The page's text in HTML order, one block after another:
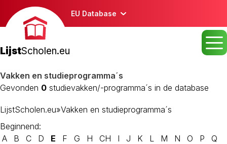
EU Database
LijstScholen.eu
Vakken en studieprogramma´s
Gevonden 0 studievakken/-programma´s in de database
LijstScholen.eu»Vakken en studieprogramma´s
Beginnend:
A
B C D E F G H CH I J K L M N O P
Q